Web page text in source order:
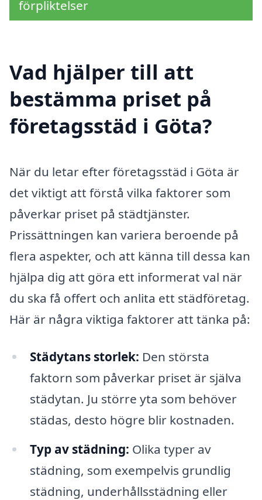
förpliktelser
Vad hjälper till att
bestämma priset på
företagsstäd i Göta?
När du letar efter företagsstäd i Göta är
det viktigt att förstå vilka faktorer som
påverkar priset på städtjänster.
Prissättningen kan variera beroende på
flera aspekter, och att känna till dessa kan
hjälpa dig att göra ett informerat val när
du ska få offert och anlita ett städföretag.
Här är några viktiga faktorer att tänka på:
Städytans storlek: Den största
faktorn som påverkar priset är själva
städytan. Ju större yta som behöver
städas, desto högre blir kostnaden.
Typ av städning: Olika typer av
städning, som exempelvis grundlig
städning, underhållsstädning eller